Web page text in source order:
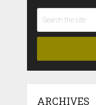
ARCHIVES